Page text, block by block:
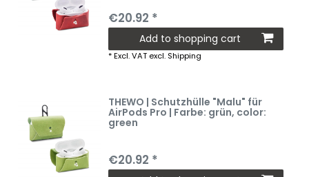
€20.92 *
Add to shopping cart
*Excl. VAT excl. Shipping
THEWO | Schutzhülle "Malu" für
AirPods Pro | Farbe: grün, color:
green
€20.92 *